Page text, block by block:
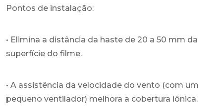
Pontos de instalação:
• Elimina a distância da haste de 20 a 50 mm da
superfície do filme.
• A assistência da velocidade do vento (com um
pequeno ventilador) melhora a cobertura iônica.